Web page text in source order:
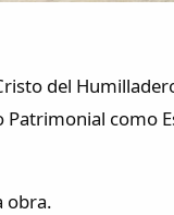
del
como
de la obra.